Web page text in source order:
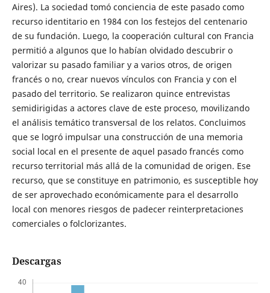
Aires). La sociedad tomó conciencia de este pasado como
recurso identitario en 1984 con los festejos del centenario
de su fundación. Luego, la cooperación cultural con Francia
permitió a algunos que lo habían olvidado descubrir o
valorizar su pasado familiar y a varios otros, de origen
francés o no, crear nuevos vínculos con Francia y con el
pasado del territorio. Se realizaron quince entrevistas
semidirigidas a actores clave de este proceso, movilizando
el análisis temático transversal de los relatos. Concluimos
que se logró impulsar una construcción de una memoria
social local en el presente de aquel pasado francés como
recurso territorial más allá de la comunidad de origen. Ese
recurso, que se constituye en patrimonio, es susceptible hoy
de ser aprovechado económicamente para el desarrollo
local con menores riesgos de padecer reinterpretaciones
comerciales o folclorizantes.
Descargas